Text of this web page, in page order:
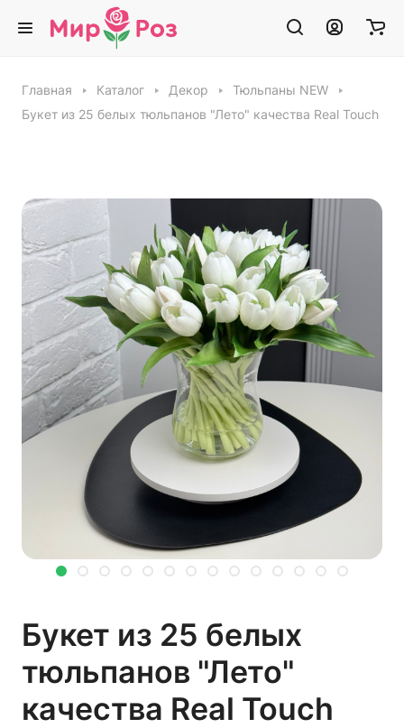
Главная Каталог Декор
Тюльпаны NEW
Букет из 25 белых тюльпанов "Лето" качества Real Touch
Букет из 25 белых
тюльпанов "Лето"
качества Real Touch